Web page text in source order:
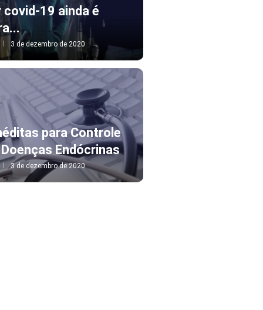
19 ainda é
3 de dezembro de 2020
para Controle
Endócrinas
3 de dezembro de 2020